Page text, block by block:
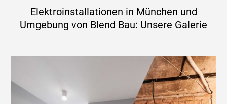
Elektroinstallationen in München und
Umgebung von Blend Bau: Unsere Galerie